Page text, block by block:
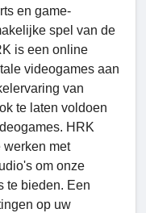
en game-
spel van de
is een online
videogames aan
van
te laten voldoen
HRK
werken met
om onze
te bieden. Een
op uw